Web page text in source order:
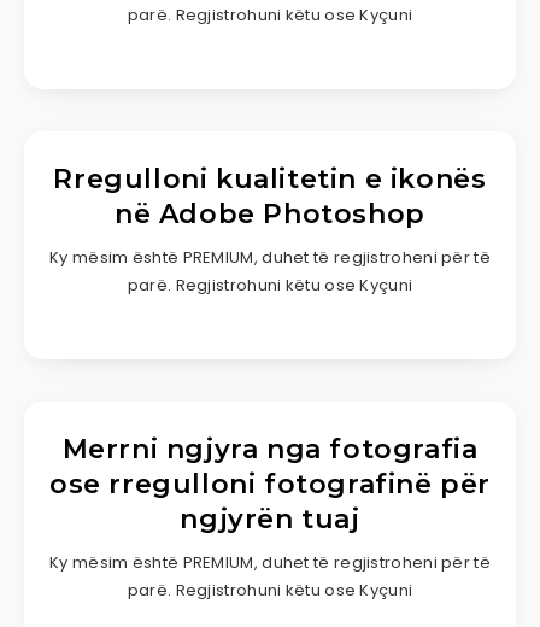
parë. Regjistrohuni këtu ose Kyçuni
Rregulloni kualitetin e ikonës
në Adobe Photoshop
Ky mësim është PREMIUM, duhet të regjistroheni për të
parë. Regjistrohuni këtu ose Kyçuni
Merrni ngjyra nga fotografia
ose rregulloni fotografinë për
ngjyrën tuaj
Ky mësim është PREMIUM, duhet të regjistroheni për të
parë. Regjistrohuni këtu ose Kyçuni